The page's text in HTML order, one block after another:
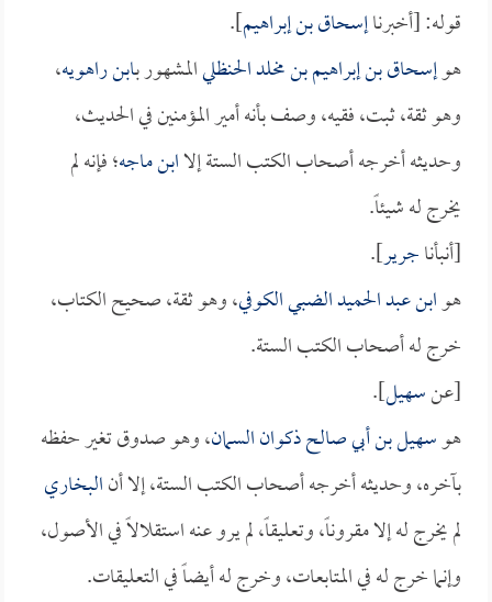
قوله: [أخبرناإسحاق بن إبراهيم].
هوإسحاق بن إبراهيم بن مخلد الحنظليالمشهور بابن راهويه،
وهو ثقة، ثبت، فقيه، وصف بأنه أمير المؤمنين في الحديث،
وحديثه أخرجه أصحاب الكتب الستة إلاابن ماجه؛ فإنه لم
يخرج له شيئاً.
[أنبأناجرير].
هوابن عبد الحميد الضبي الكوفي، وهو ثقة، صحيح الكتاب،
خرج له أصحاب الكتب الستة.
[عنسهيل].
هوسهيل بن أبي صالح ذكوان السمان، وهو صدوق تغير حفظه
بآخره، وحديثه أخرجه أصحاب الكتب الستة، إلا أنالبخاري
لم يخرج له إلا مقروناً، وتعليقاً، لم يرو عنه استقلالاً في الأصول،
وإنما خرج له في المتابعات، وخرج له أيضاً في التعليقات.